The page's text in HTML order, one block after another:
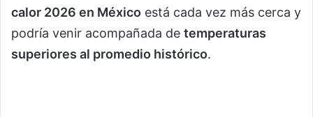
calor 2026 en México está cada vez más cerca y
podría venir acompañada de temperaturas
superiores al promedio histórico.